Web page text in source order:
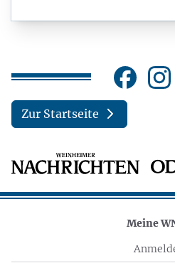
Zur Startseite
Meine